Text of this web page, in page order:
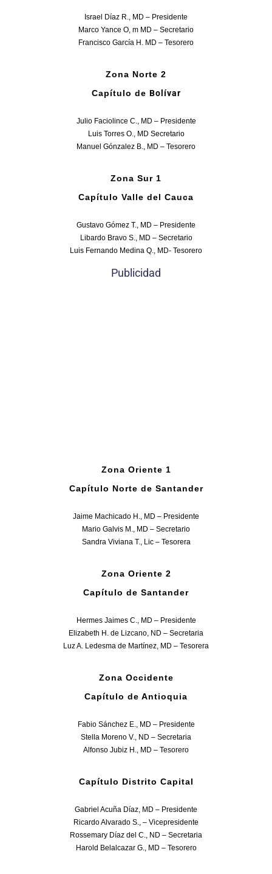
Israel Díaz R., MD – Presidente
Marco Yance O, m MD – Secretario
Francisco García H. MD – Tesorero
Zona Norte 2
Capítulo de Bolívar
Julio Faciolince C., MD – Presidente
Luis Torres O., MD Secretario
Manuel Gónzalez B., MD – Tesorero
Zona Sur 1
Capítulo Valle del Cauca
Gustavo Gómez T., MD – Presidente
Libardo Bravo S., MD – Secretario
Luis Fernando Medina Q., MD- Tesorero
Publicidad
Zona Oriente 1
Capítulo Norte de Santander
Jaime Machicado H., MD – Presidente
Mario Galvis M., MD – Secretario
Sandra Viviana T., Lic – Tesorera
Zona Oriente 2
Capítulo de Santander
Hermes Jaimes C., MD – Presidente
Elizabeth H. de Lizcano, ND – Secretaria
Luz A. Ledesma de Martínez, MD – Tesorera
Zona Occidente
Capítulo de Antioquia
Fabio Sánchez E., MD – Presidente
Stella Moreno V., ND – Secretaria
Alfonso Jubiz H., MD – Tesorero
Capítulo Distrito Capital
Gabriel Acuña Díaz, MD – Presidente
Ricardo Alvarado S., – Vicepresidente
Rossemary Díaz del C., ND – Secretaria
Harold Belalcazar G., MD – Tesorero